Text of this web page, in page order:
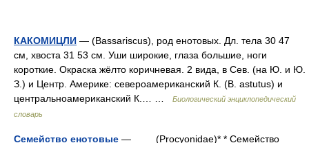
КАКОМИЦЛИ — (Bassariscus), род енотовых. Дл. тела 30 47
см, хвоста 31 53 см. Уши широкие, глаза большие, ноги
короткие. Окраска жёлто коричневая. 2 вида, в Сев. (на Ю. и Ю.
З.) и Центр. Америке: североамериканский К. (В. astutus) и
центральноамериканский К.… …
Биологический энциклопедический
словарь
Семейство енотовые — (Procyonidae)* * Семейство